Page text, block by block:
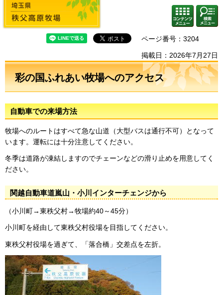
埼玉県 秩父高原牧場
コンテ
ンツメ
ニュー
検索・
共通メ
ニュー
ページ番号：3204
掲載日：2026年7月27日
彩の国ふれあい牧場へのアクセス
自動車での来場方法
牧場へのルートはすべて急な山道（大型バスは通行不可）となって
います。運転には十分注意してください。
冬季は道路が凍結しますのでチェーンなどの滑り止めを用意してく
ださい。
関越自動車道嵐山・小川インターチェンジから
（小川町→東秩父村→牧場約40～45分）
小川町を経由して東秩父村役場を目指してください。
東秩父村役場を過ぎて、「落合橋」交差点を左折。